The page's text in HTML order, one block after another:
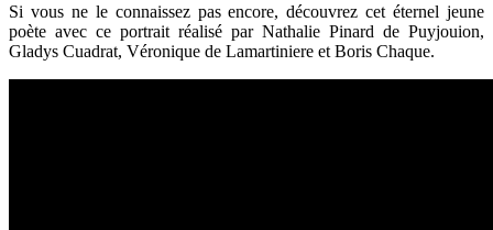
Si vous ne le connaissez pas encore, découvrez cet éternel jeune
poète avec ce portrait réalisé par Nathalie Pinard de Puyjouion,
Gladys Cuadrat, Véronique de Lamartiniere et Boris Chaque.